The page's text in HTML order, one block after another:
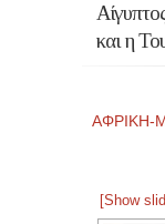
και η
ΑΦΡΙΚΉ-
[Show